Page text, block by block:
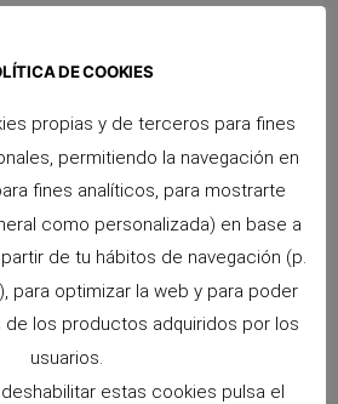
irresistibles para premiar a tu pequeño
cobaya, chinchilla, degú o cualquier
herbívoro, sabrás que los premios
más especiales
DE COOKIES
propias y de terceros para fines
permitiendo la navegación en
fines analíticos, para mostrarte
como personalizada) en base a
de tu hábitos de navegación (p.
para optimizar la web y para poder
de los productos adquiridos por los
usuarios.
estas cookies pulsa el